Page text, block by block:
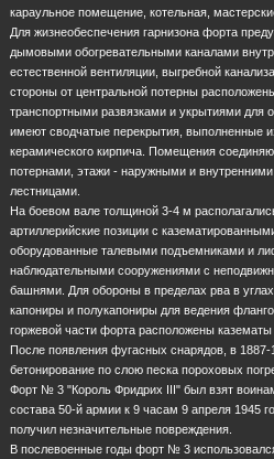
караульное помещение, котельная,
Для жизнеобеспечения гарнизона форта
дымовыми обогревательными каналами
естественной вентиляции, выгребной
стороны от центральной потерны
транспортными развязками и укрытиями для
имеют сводчатые перекрытия, выполненные
керамического кирпича. Помещения
потернами, этажи - наружными и
лестницами.
На боевом вале толщиной 3-4 м
артиллерийские позиции с
оборудованные талевыми подъемниками и
наблюдательными сооружениями с
башнями. Для обороны в пределах рва в
капониры и полукапониры для ведения
горжевой части форта расположены
После появления фугасных снарядов, в 1887-
бетонирование по слою песка пороховых
Форт № 3 "Король Фридрих III" был взят
состава 50-й армии к 9 часам 9 апреля 1945
получил незначительные повреждения.
В послевоенные годы форт № 3